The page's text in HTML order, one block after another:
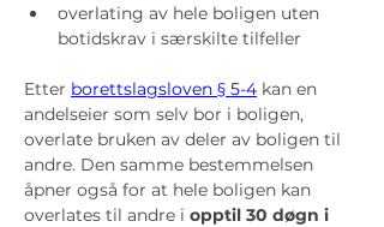
overlating av hele boligen uten
botidskrav i særskilte tilfeller
Etter borettslagsloven § 5-4 kan en
andelseier som selv bor i boligen,
overlate bruken av deler av boligen til
andre. Den samme bestemmelsen
åpner også for at hele boligen kan
overlates til andre i opptil 30 døgn i